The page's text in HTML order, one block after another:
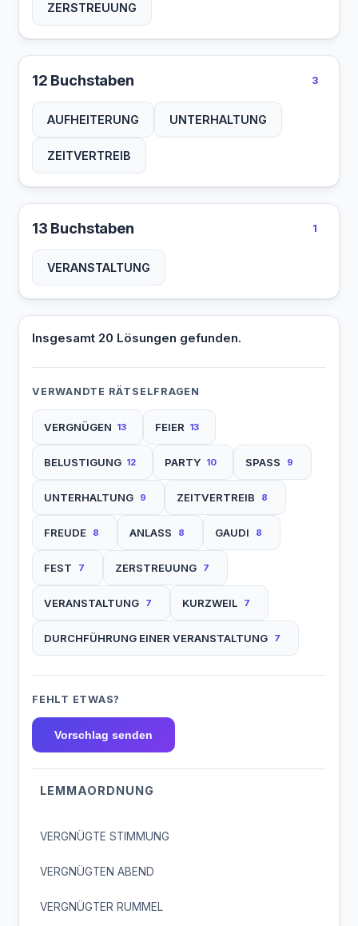
ZERSTREUUNG
12 Buchstaben 3
AUFHEITERUNG UNTERHALTUNG
ZEITVERTREIB
13 Buchstaben 1
VERANSTALTUNG
Insgesamt 20 Lösungen gefunden.
VERWANDTE RÄTSELFRAGEN
VERGNÜGEN 13 FEIER 13
BELUSTIGUNG 12 PARTY 10 SPASS 9
UNTERHALTUNG 9 ZEITVERTREIB 8
FREUDE 8 ANLASS 8 GAUDI 8
FEST 7 ZERSTREUUNG 7
VERANSTALTUNG 7 KURZWEIL 7
DURCHFÜHRUNG EINER VERANSTALTUNG 7
FEHLT ETWAS?
Vorschlag senden
LEMMAORDNUNG
VERGNÜGTE STIMMUNG
VERGNÜGTEN ABEND
VERGNÜGTER RUMMEL